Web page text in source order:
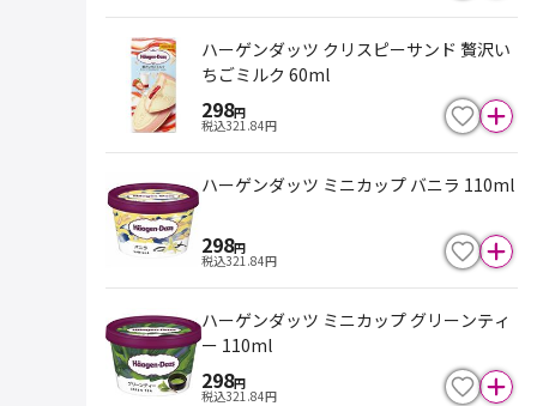
ハーゲンダッツ クリスピーサンド 贅沢い
ちごミルク 60ml
298円
税込321.84円
ハーゲンダッツ ミニカップ バニラ 110ml
298円
税込321.84円
ハーゲンダッツ ミニカップ グリーンティ
ー 110ml
298円
税込321.84円